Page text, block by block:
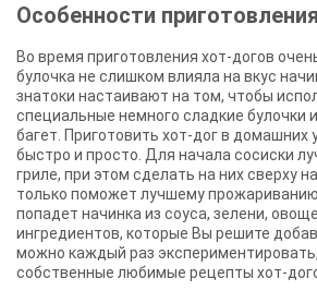
Особенности приготовления
Во время приготовления хот-догов
булочка не слишком влияла на вкус
знатоки настаивают на том, чтобы
специальные немного сладкие булочки
багет. Приготовить хот-дог в домашних
быстро и просто. Для начала сосиски
гриле, при этом сделать на них сверху
только поможет лучшему
попадет начинка из соуса, зелени,
ингредиентов, которые Вы решите
можно каждый раз
собственные любимые рецепты хот-